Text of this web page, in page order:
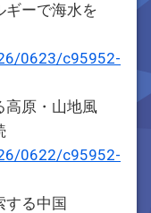
ギーで海水を
0623/c95952-
高原・山地風
0622/c95952-
する中国